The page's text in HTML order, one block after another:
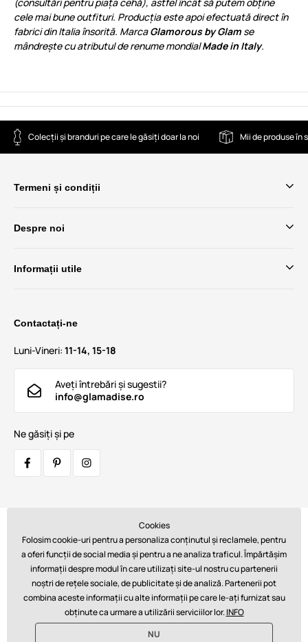
cele mai bune outfituri. Producția este apoi efectuată direct în
fabrici din Italia însorită. MarcaGlamorous by Glam se
mândrește cu atributul de renume mondialMade in Italy.
Colecții și branduri pe care le găsiți doar la noi Mii de produse în
Termeni și condiții
Despre noi
Informații utile
Contactați-ne
Luni-Vineri: 11-14, 15-18
Aveți întrebări și sugestii?
info@glamadise.ro
Ne găsiți și pe
Plăți:
Cookies
Folosim cookie-uri pentru a personaliza conținutul și reclamele, pentru
a oferi funcții de social media și pentru a ne analiza traficul. Împărtășim
informații despre modul în care utilizați site-ul nostru cu partenerii
noștri de rețele sociale, de publicitate și de analiză. Partenerii pot
combina aceste informații cu alte informații pe care le-ați furnizat sau
obținute ca urmare a utilizării serviciilor lor.INFO
NU